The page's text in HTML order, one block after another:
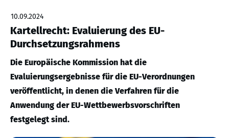
10.09.2024
Kartellrecht: Evaluierung des EU-
Durchsetzungsrahmens
Die Europäische Kommission hat die
Evaluierungsergebnisse für die EU-Verordnungen
veröffentlicht, in denen die Verfahren für die
Anwendung der EU-Wettbewerbsvorschriften
festgelegt sind.